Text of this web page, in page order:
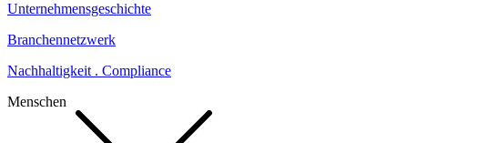
Unternehmensgeschichte
Branchennetzwerk
Nachhaltigkeit . Compliance
Menschen